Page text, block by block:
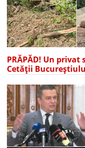
PRĂPĂD! Un
Cetății